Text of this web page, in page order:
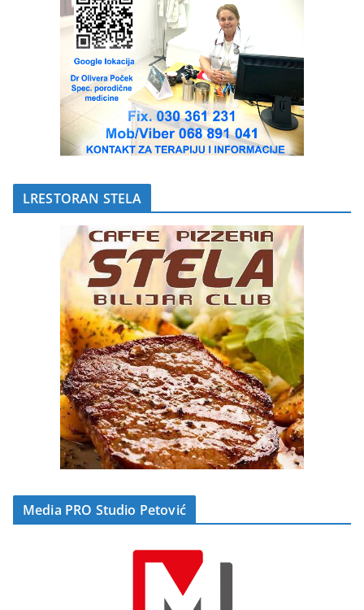
LRESTORAN STELA
Media PRO Studio Petović